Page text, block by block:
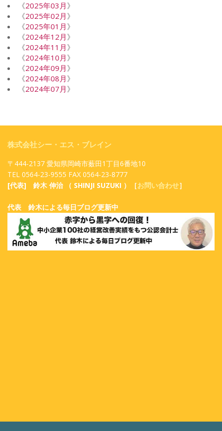
《2025年03月 》
《2025年02月 》
《2025年01月 》
《2024年12月 》
《2024年11月 》
《2024年10月 》
《2024年09月 》
《2024年08月 》
《2024年07月 》
株式会社シー・エス・ブレイン
〒444-2137 愛知県岡崎市薮田1丁目6番地10
TEL 0564-23-9555 FAX 0564-23-8777
[代表] 鈴木 伸治 （ SHINJI SUZUKI ）［お問い合わせ］
代表 鈴木による毎日ブログ更新中